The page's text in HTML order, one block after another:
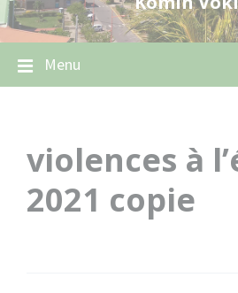
Menu
violences à
2021 copie